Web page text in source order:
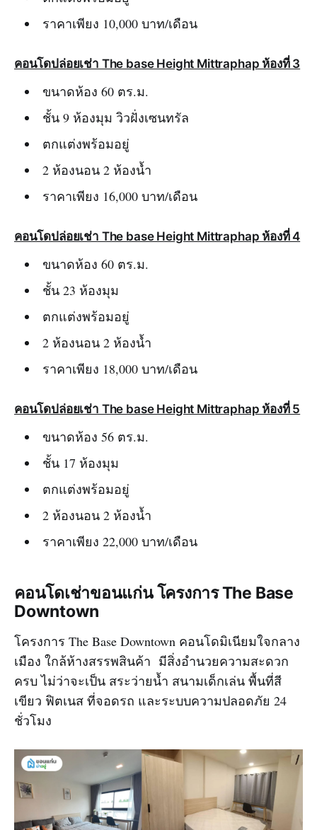
ราคาเพียง 10,000 บาท/เดือน
คอนโดปล่อยเช่า The base Height Mittraphap ห้องที่ 3
ขนาดห้อง 60 ตร.ม.
ชั้น 9 ห้องมุม วิวฝั่งเซนทรัล
ตกแต่งพร้อมอยู่
2 ห้องนอน 2 ห้องน้ำ
ราคาเพียง 16,000 บาท/เดือน
คอนโดปล่อยเช่า The base Height Mittraphap ห้องที่ 4
ขนาดห้อง 60 ตร.ม.
ชั้น 23 ห้องมุม
ตกแต่งพร้อมอยู่
2 ห้องนอน 2 ห้องน้ำ
ราคาเพียง 18,000 บาท/เดือน
คอนโดปล่อยเช่า The base Height Mittraphap ห้องที่ 5
ขนาดห้อง 56 ตร.ม.
ชั้น 17 ห้องมุม
ตกแต่งพร้อมอยู่
2 ห้องนอน 2 ห้องน้ำ
ราคาเพียง 22,000 บาท/เดือน
คอนโดเช่าขอนแก่น โครงการ The Base
Downtown
โครงการ The Base Downtown คอนโดมิเนียมใจกลาง
เมือง ใกล้ห้างสรรพสินค้า มีสิ่งอำนวยความสะดวก
ครบ ไม่ว่าจะเป็น สระว่ายน้ำ สนามเด็กเล่น พื้นที่สี
เขียว ฟิตเนส ที่จอดรถ และระบบความปลอดภัย 24
ชั่วโมง